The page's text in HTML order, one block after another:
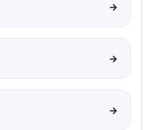
→
→
→